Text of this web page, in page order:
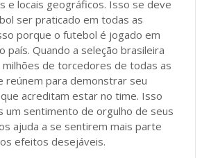
e locais geográficos. Isso se deve
ser praticado em todas as
porque o futebol é jogado em
país. Quando a seleção brasileira
de torcedores de todas as
reúnem para demonstrar seu
acreditam estar no time. Isso
um sentimento de orgulho de seus
ajuda a se sentirem mais parte
efeitos desejáveis.